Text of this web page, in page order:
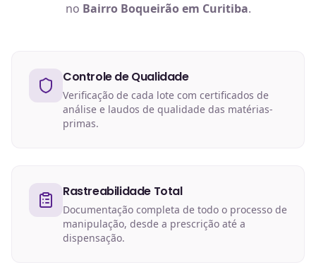
no Bairro Boqueirão em Curitiba.
Controle de Qualidade
Verificação de cada lote com certificados de
análise e laudos de qualidade das matérias-
primas.
Rastreabilidade Total
Documentação completa de todo o processo de
manipulação, desde a prescrição até a
dispensação.